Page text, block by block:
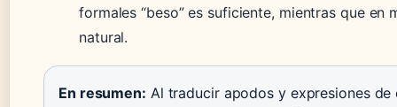
formales “beso” es suficiente, mientras que en
natural.
En resumen: Al traducir apodos y expresiones